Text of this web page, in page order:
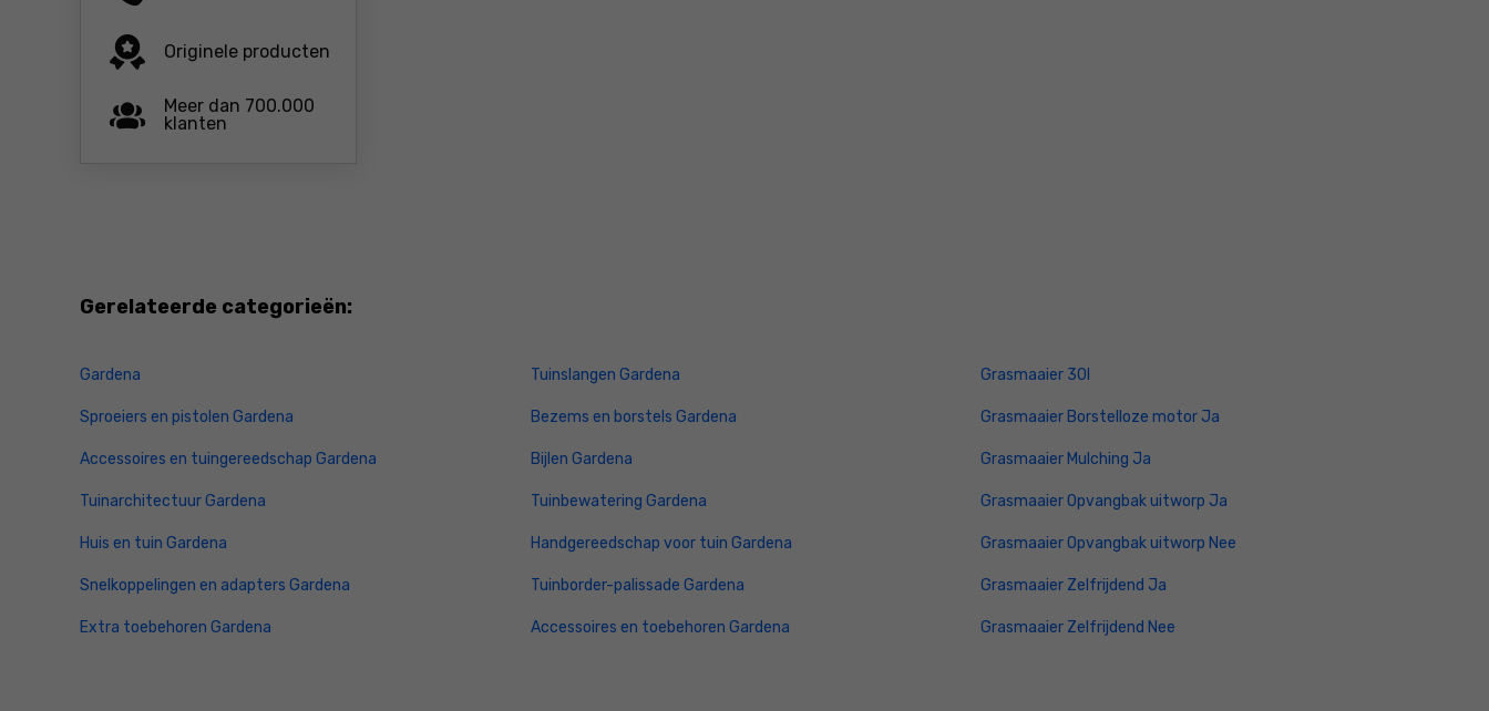
Originele producten
Meer dan 700.000
klanten
Gerelateerde categorieën:
Gardena
Sproeiers en pistolen Gardena
Accessoires en tuingereedschap Gardena
Tuinarchitectuur Gardena
Huis en tuin Gardena
Snelkoppelingen en adapters Gardena
Extra toebehoren Gardena
Tuinslangen Gardena
Bezems en borstels Gardena
Bijlen Gardena
Tuinbewatering Gardena
Handgereedschap voor tuin Gardena
Tuinborder-palissade Gardena
Accessoires en toebehoren Gardena
Grasmaaier 30l
Grasmaaier Borstelloze motor Ja
Grasmaaier Mulching Ja
Grasmaaier Opvangbak uitworp Ja
Grasmaaier Opvangbak uitworp Nee
Grasmaaier Zelfrijdend Ja
Grasmaaier Zelfrijdend Nee